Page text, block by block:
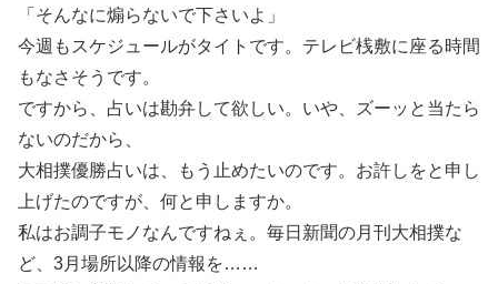
「そんなに煽らないで下さいよ」
今週もスケジュールがタイトです。テレビ桟敷に座る時間
もなさそうです。
ですから、占いは勘弁して欲しい。いや、ズーッと当たら
ないのだから、
大相撲優勝占いは、もう止めたいのです。お許しをと申し
上げたのですが、何と申しますか。
私はお調子モノなんですねぇ。毎日新聞の月刊大相撲な
ど、3月場所以降の情報を……